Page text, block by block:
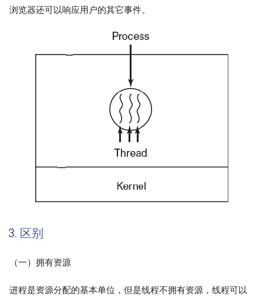
浏览器还可以响应用户的其它事件。
3. 区别
（一）拥有资源
进程是资源分配的基本单位，但是线程不拥有资源，线程可以